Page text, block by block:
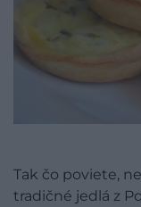
Tak čo poviete,
tradičné jedlá z